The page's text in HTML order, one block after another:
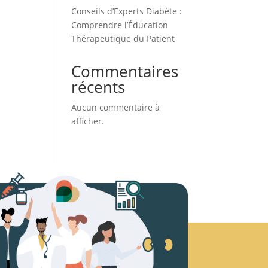
Conseils d’Experts Diabète :
Comprendre l’Éducation
Thérapeutique du Patient
Commentaires
récents
Aucun commentaire à
afficher.